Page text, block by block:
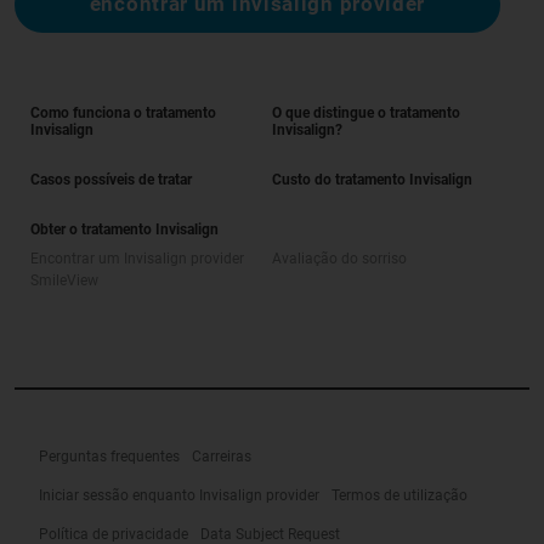
Como funciona o tratamento
Invisalign
O que distingue o tratamento
Invisalign?
Casos possíveis de tratar Custo do tratamento Invisalign
Obter o tratamento Invisalign
Perguntas frequentes Carreiras
Iniciar sessão enquanto Invisalign provider Termos de utilização
Política de privacidade Data Subject Request